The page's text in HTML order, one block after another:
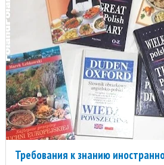
Требования к знанию